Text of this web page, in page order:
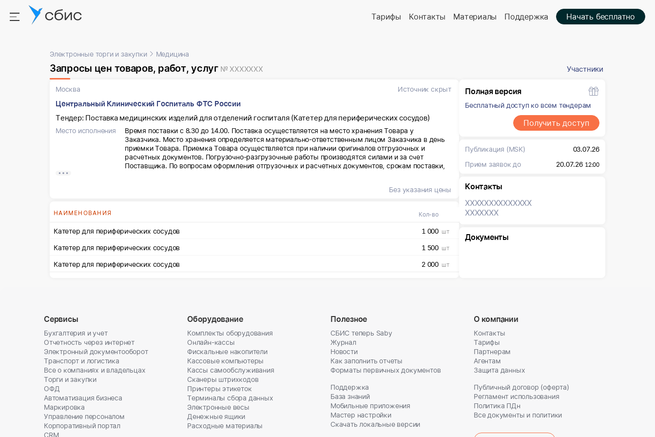
Тарифы Контакты Материалы Поддержка Начать бесплатно
Электронные торги и закупки Медицина
Запросы цен товаров, работ, услуг № XXXXXXX Участники
Москва Источник скрыт
Центральный Клинический Госпиталь ФТС России
Тендер: Поставка медицинских изделий для отделений госпиталя (Катетер для периферических сосудов)
Место исполнения
Время поставки с 8.30 до 14.00. Поставка осуществляется на место хранения Товара у
Заказчика. Место хранения определяется материально-ответственным лицом Заказчика в день
приемки Товара. Приемка Товара осуществляется при наличии оригиналов отгрузочных и
расчетных документов. Погрузочно-разгрузочные работы производятся силами и за счет
Поставщика. По вопросам оформления отгрузочных и расчетных документов, срокам поставки,
ежедневно, кроме субботы, воскресенья и праздничных дней. Не менее чем за один рабочий
предоставив данные: Фамилия имя отчество водителя и лица, его сопровождающего, марка и
Без указания цены
НАИМЕНОВАНИЯ Кол-во
Катетер для периферических сосудов 1 000 шт
Катетер для периферических сосудов 1 500 шт
Катетер для периферических сосудов 2 000 шт
Полная версия
Бесплатный доступ ко всем тендерам
Получить доступ
Публикация (MSK)
03.07.26
Прием заявок до
20.07.26 12:00
Контакты
XXXXXXXXXXXXXX
XXXXXXX
Документы
Сервисы
Бухгалтерия и учет
Отчетность через интернет
Электронный документооборот
Транспорт и логистика
Все о компаниях и владельцах
Торги и закупки
ОФД
Автоматизация бизнеса
Маркировка
Управление персоналом
Корпоративный портал
CRM
Оборудование
Комплекты оборудования
Онлайн-кассы
Фискальные накопители
Кассовые компьютеры
Кассы самообслуживания
Сканеры штрихкодов
Принтеры этикеток
Терминалы сбора данных
Электронные весы
Денежные ящики
Расходные материалы
Полезное
СБИС теперь Saby
Журнал
Новости
Как заполнить отчеты
Форматы первичных документов
Поддержка
База знаний
Мобильные приложения
Мастер настройки
Скачать локальные версии
О компании
Контакты
Тарифы
Партнерам
Агентам
Защита данных
Публичный договор (оферта)
Регламент использования
Политика ПДн
Все документы и политики